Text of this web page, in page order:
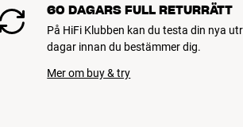
60 DAGARS FULL RETURRÄTT
På HiFi Klubben kan du testa din nya
dagar innan du bestämmer dig.
Mer om buy & try